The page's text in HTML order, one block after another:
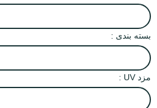
بسته بندی :
مزد UV :